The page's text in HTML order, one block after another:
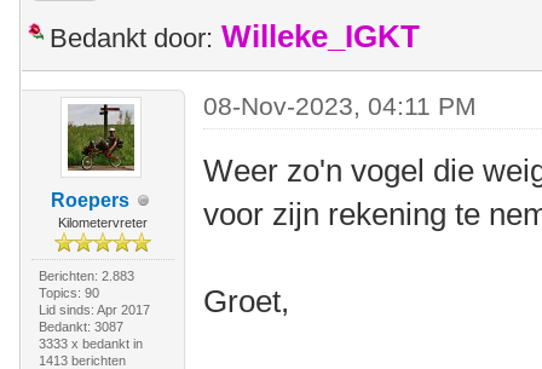
Bedankt door: Willeke_IGKT
Roepers
Kilometervreter
Berichten: 2.883
Topics: 90
Lid sinds: Apr 2017
Bedankt: 3087
3333 x bedankt in
1413 berichten
08-Nov-2023, 04:11 PM
Weer zo'n vogel die
voor zijn rekening te
Groet,